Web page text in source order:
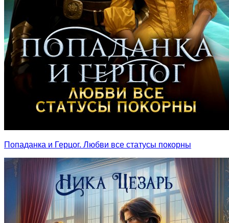
Попаданка и Герцог. Любви все статусы покорны